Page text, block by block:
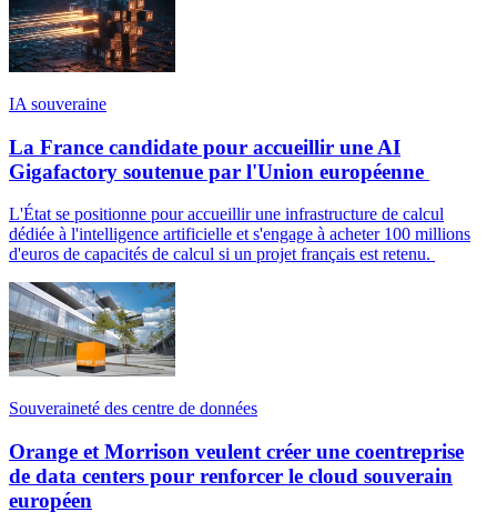
IA souveraine
La France candidate pour accueillir une AI
Gigafactory soutenue par l'Union européenne
L'État se positionne pour accueillir une infrastructure de calcul
dédiée à l'intelligence artificielle et s'engage à acheter 100 millions
d'euros de capacités de calcul si un projet français est retenu.
Souveraineté des centre de données
Orange et Morrison veulent créer une coentreprise
de data centers pour renforcer le cloud souverain
européen